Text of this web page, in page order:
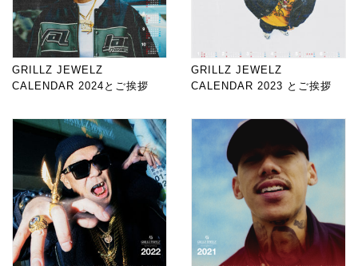
GRILLZ JEWELZ
CALENDAR 2024とご挨拶
GRILLZ JEWELZ
CALENDAR 2023 とご挨拶